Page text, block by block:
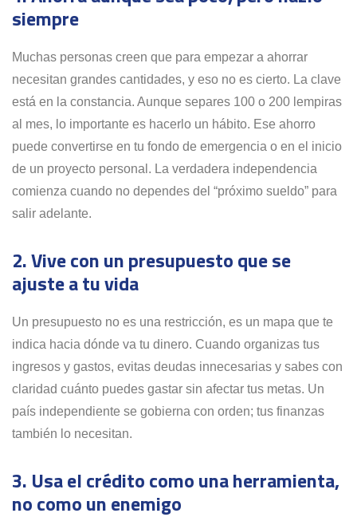
siempre
Muchas personas creen que para empezar a ahorrar
necesitan grandes cantidades, y eso no es cierto. La clave
está en la constancia. Aunque separes 100 o 200 lempiras
al mes, lo importante es hacerlo un hábito. Ese ahorro
puede convertirse en tu fondo de emergencia o en el inicio
de un proyecto personal. La verdadera independencia
comienza cuando no dependes del “próximo sueldo” para
salir adelante.
2. Vive con un presupuesto que se
ajuste a tu vida
Un presupuesto no es una restricción, es un mapa que te
indica hacia dónde va tu dinero. Cuando organizas tus
ingresos y gastos, evitas deudas innecesarias y sabes con
claridad cuánto puedes gastar sin afectar tus metas. Un
país independiente se gobierna con orden; tus finanzas
también lo necesitan.
3. Usa el crédito como una herramienta,
no como un enemigo